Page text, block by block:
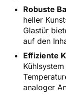
Robuste
heller
Glastür
auf den
Effiziente
analoger